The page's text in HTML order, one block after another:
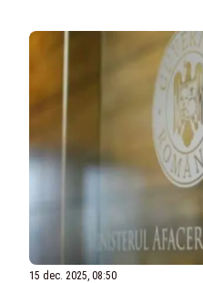
15 dec. 2025, 08:50